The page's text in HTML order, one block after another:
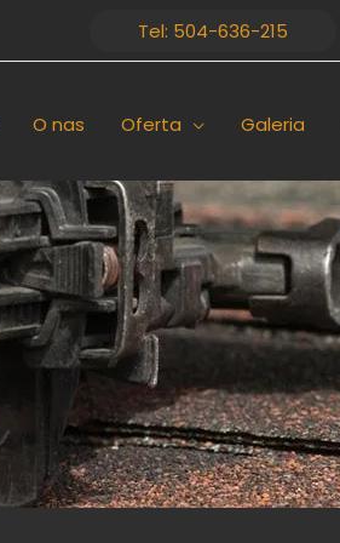
Tel: 504-636-215
O nas Oferta Galeria